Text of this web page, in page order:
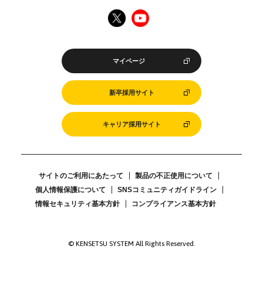
マイページ
新卒採用サイト
キャリア採用サイト
サイトのご利用にあたって
製品の不正使用について
個人情報保護について
SNSコミュニティガイドライン
情報セキュリティ基本方針
コンプライアンス基本方針
© KENSETSU SYSTEM All Rights Reserved.